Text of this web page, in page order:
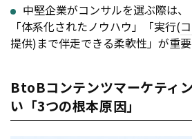
中堅企業がコンサルを選ぶ際は、
「体系化されたノウハウ」「実行(
提供)まで伴走できる柔軟性」が重要
BtoBコンテンツマーケティ
い「3つの根本原因」